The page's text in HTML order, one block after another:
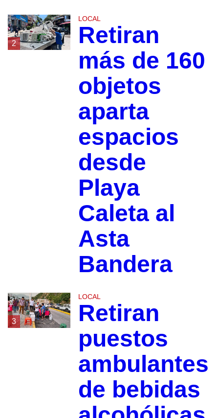
2
LOCAL
Retiran
más de 160
objetos
aparta
espacios
desde
Playa
Caleta al
Asta
Bandera
3
LOCAL
Retiran
puestos
ambulantes
de bebidas